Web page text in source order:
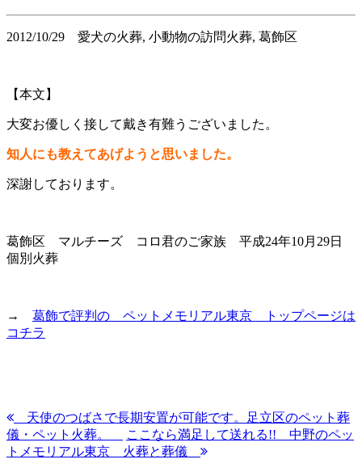
2012/10/29 愛犬の火葬, 小動物の訪問火葬, 葛飾区
【本文】
大変お優しく接して戴き有難うございました。
知人にも教えてあげようと思いました。
深謝しております。
葛飾区 マルチーズ コロ君のご家族 平成24年10月29日
個別火葬
→ 葛飾で評判の ペットメモリアル東京 トップページは
コチラ
天使のつばさで長期安置が可能です。足立区のペット葬
儀・ペット火葬。
ここなら満足して送れる!! 中野のペッ
トメモリアル東京 火葬と葬儀